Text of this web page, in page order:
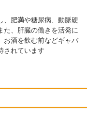
、肥満や糖尿病、動脈硬
た、肝臓の働きを活発に
お酒を飲む前などギャバ
されています